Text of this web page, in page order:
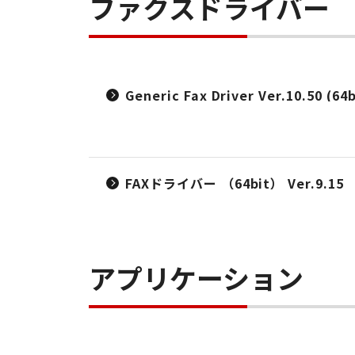
Generic Fax Driver Ver.10.50
FAXドライバー （64bit） Ver.9.15
アプリケーション